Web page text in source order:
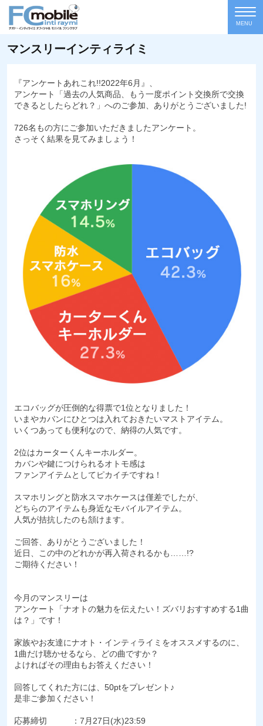
MENU
マンスリーインティライミ
『アンケートあれこれ!!2022年6月』、
アンケート「過去の人気商品、もう一度ポイント交換所で交換
できるとしたらどれ？」へのご参加、ありがとうございました!
726名もの方にご参加いただきましたアンケート。
さっそく結果を見てみましょう！
エコバッグが圧倒的な得票で1位となりました！
いまやカバンにひとつは入れておきたいマストアイテム。
いくつあっても便利なので、納得の人気です。
2位はカーターくんキーホルダー。
カバンや鍵につけられるオトモ感は
ファンアイテムとしてピカイチですね！
スマホリングと防水スマホケースは僅差でしたが、
どちらのアイテムも身近なモバイルアイテム。
人気が拮抗したのも頷けます。
ご回答、ありがとうございました！
近日、この中のどれかが再入荷されるかも……!?
ご期待ください！
今月のマンスリーは
アンケート「ナオトの魅力を伝えたい！ズバリおすすめする1曲
は？」です！
家族やお友達にナオト・インティライミをオススメするのに、
1曲だけ聴かせるなら、どの曲ですか？
よければその理由もお答えください！
回答してくれた方には、50ptをプレゼント♪
是非ご参加ください！
応募締切 ：7月27日(水)23:59